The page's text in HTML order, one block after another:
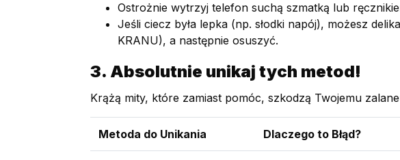
Ostrożnie wytrzyj telefon suchą szmatką lub
Jeśli ciecz była lepka (np. słodki napój), możesz
KRANU), a następnie osuszyć.
3. Absolutnie unikaj tych metod!
Krążą mity, które zamiast pomóc, szkodzą Twojemu
Metoda do Unikania Dlaczego to Błąd?